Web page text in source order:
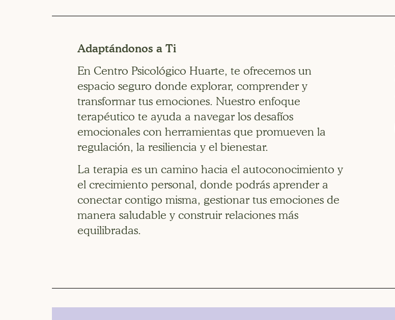
Adaptándonos a Ti
En Centro Psicológico Huarte, te ofrecemos un
espacio seguro donde explorar, comprender y
transformar tus emociones. Nuestro enfoque
terapéutico te ayuda a navegar los desafíos
emocionales con herramientas que promueven la
regulación, la resiliencia y el bienestar.
La terapia es un camino hacia el autoconocimiento y
el crecimiento personal, donde podrás aprender a
conectar contigo misma, gestionar tus emociones de
manera saludable y construir relaciones más
equilibradas.